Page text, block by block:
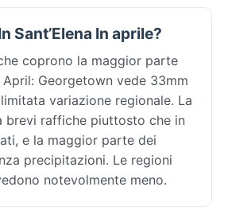
Sant’Elena In aprile?
coprono la maggior parte
April: Georgetown vede 33mm
variazione regionale. La
brevi raffiche piuttosto che in
e la maggior parte dei
precipitazioni. Le regioni
notevolmente meno.